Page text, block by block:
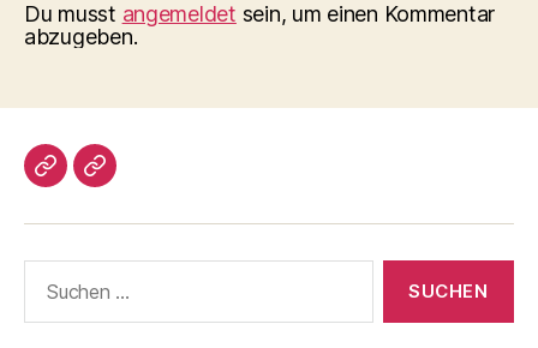
Du musst angemeldet sein, um einen Kommentar
abzugeben.
Impressum/DatSchutz
Beliebte
nach: